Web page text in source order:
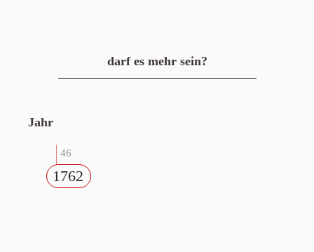
darf es mehr sein?
Jahr
46
1762